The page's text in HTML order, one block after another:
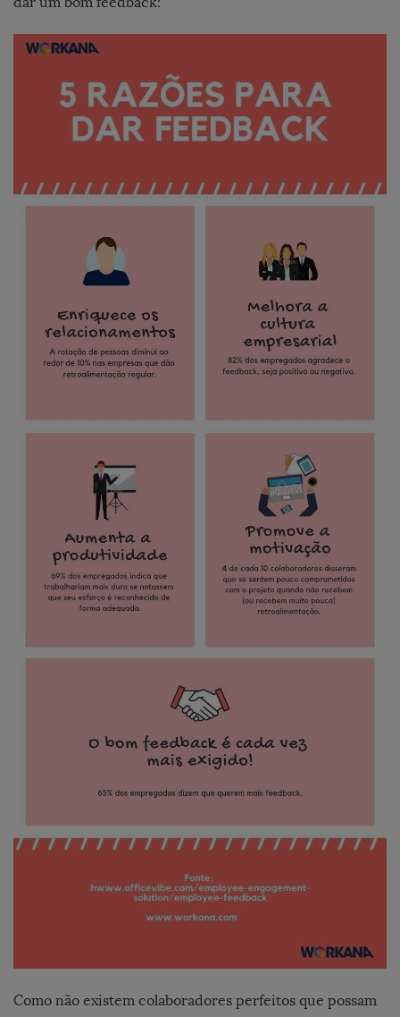
Como não existem colaboradores perfeitos que possam